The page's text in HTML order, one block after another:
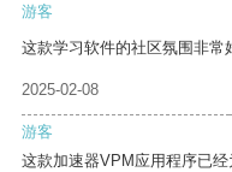
游客
这款学习软件的社区氛围非常
2025-02-08
游客
这款加速器VPM应用程序已